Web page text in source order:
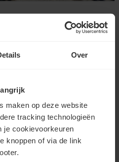
Over
maken op deze website
tracking technologieën
je cookievoorkeuren
knoppen of via de link
le tissu urbain du centre-
d’histoire qui abritait
Lire plus...